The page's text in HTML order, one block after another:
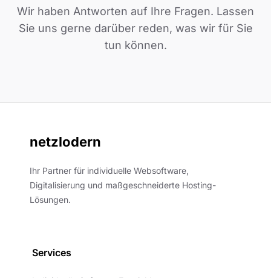
Wir haben Antworten auf Ihre Fragen. Lassen
Sie uns gerne darüber reden, was wir für Sie
tun können.
netzlodern
Ihr Partner für individuelle Websoftware,
Digitalisierung und maßgeschneiderte Hosting-
Lösungen.
Services